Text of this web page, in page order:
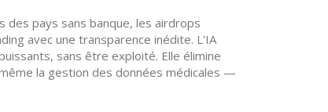
des pays sans banque, les airdrops
avec une transparence inédite. L'IA
sans être exploité. Elle élimine
la gestion des données médicales —